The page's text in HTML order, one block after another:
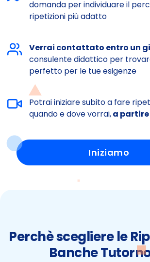
domanda per individuare il
ripetizioni più adatto
Verrai contattato entro un
consulente didattico per
perfetto per le tue esigenze
Potrai iniziare subito a fare
quando e dove vorrai,a partire
Iniziamo
Perchè scegliere le
Banche